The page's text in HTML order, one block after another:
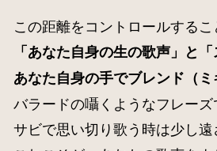
この距離をコントロールするこ
「あなた自身の生の歌声」と
あなた自身の手でブレンド（
バラードの囁くようなフレーズ
サビで思い切り歌う時は少し遠